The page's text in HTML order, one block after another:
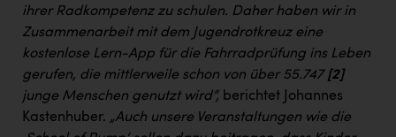
ihrer Radkompetenz zu schulen. Daher haben wir in
Zusammenarbeit mit dem Jugendrotkreuz eine
kostenlose Lern-App für die Fahrradprüfung ins Leben
gerufen, die mittlerweile schon von über 55.747[2]
junge Menschen genutzt wird“, berichtet Johannes
Kastenhuber. „Auch unsere Veranstaltungen wie die